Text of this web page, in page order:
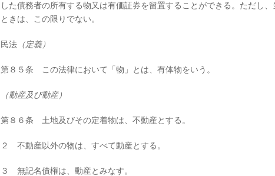
した債務者の所有する物又は有価証券を留置することができる。ただし
ときは、この限りでない。
民法 （定義）
第８５条 この法律において「物」とは、有体物をいう。
（動産及び動産）
第８６条 土地及びその定着物は、不動産とする。
２ 不動産以外の物は、すべて動産とする。
３ 無記名債権は、動産とみなす。